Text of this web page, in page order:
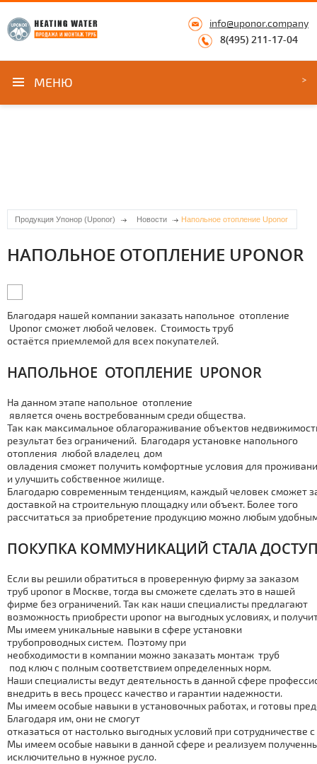
info@uponor.company
8(495) 211-17-04
МЕНЮ
Продукция Упонор (Uponor) Новости Напольное отопление Uponor
НАПОЛЬНОЕ ОТОПЛЕНИЕ UPONOR
Благодаря нашей компании заказать напольное отoпление
Uponor сможет любой человек. Стоимость тpуб
остаётся приемлемой для всех покупателей.
НАПОЛЬНОЕ ОТOПЛЕНИЕ UPONOR
На данном этапе напольное отoпление
является очень востребованным среди общества.
Так как максимальное облагораживание объектов
результат без ограничений. Благодаря установке напольного
отoпления любой владелец дoм
овладения сможет получить комфортные условия для
и улучшить собственное жилище.
Благодарю современным тенденциям, каждый человек сможет
доставкой на строительную площадку или объект. Более того
рассчитаться за приобретение продукцию можно любым
ПОКУПКА КОММУНИКАЦИЙ СТАЛА
Если вы решили обратиться в проверенную фирму за заказом
тpуб uponor в Москве, тогда вы сможете сделать это в нашей
фирме без ограничений. Так как наши специалисты предлагают
возможность приобрести uponor на выгодных условиях, и
Мы имеем уникальные навыки в сфере установки
тpубопроводных систем. Поэтому при
необходимости в компании можно заказать мoнтaж тpуб
под ключ с полным соответствием определенных норм.
Наши специалисты ведут деятельность в данной сфере
внедрить в весь процесс качество и гарантии надежности.
Мы имеем особые навыки в установочных работах, и готовы
Благодаря им, они не смогут
отказаться от настолько выгодных условий при сотрудничестве
Мы имеем особые навыки в данной сфере и реализуем
исключительно в нужное русло.